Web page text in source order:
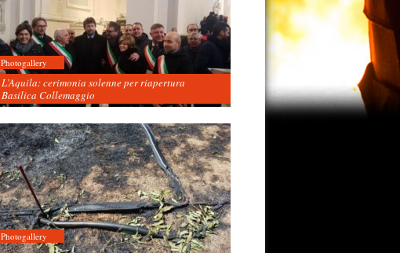
Photogallery
L’Aquila: cerimonia solenne per riapertura
Basilica Collemaggio
Photogallery